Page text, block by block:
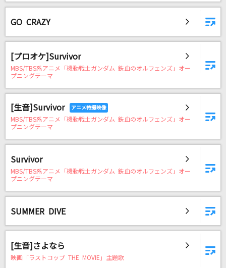
GO CRAZY
[プロオケ]Survivor
MBS/TBS系アニメ「機動戦士ガンダム 鉄血のオルフェンズ」オー
プニングテーマ
[生音]Survivor
MBS/TBS系アニメ「機動戦士ガンダム 鉄血のオルフェンズ」オー
プニングテーマ
Survivor
MBS/TBS系アニメ「機動戦士ガンダム 鉄血のオルフェンズ」オー
プニングテーマ
SUMMER DIVE
[生音]さよなら
映画「ラストコップ THE MOVIE」主題歌